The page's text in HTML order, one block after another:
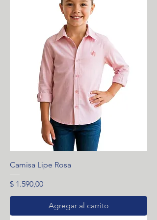
Camisa Lipe Rosa
Precio
$ 1.590,00
Agregar al carrito